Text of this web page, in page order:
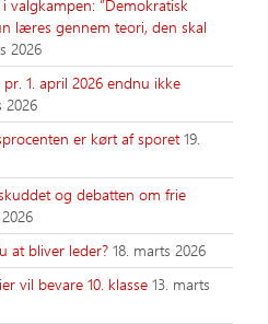
valgkampen: ”Demokratisk
læres gennem teori, den skal
2026
1. april 2026 endnu ikke
2026
er kørt af sporet19.
og debatten om frie
at bliver leder? 18. marts 2026
vil bevare 10. klasse 13. marts